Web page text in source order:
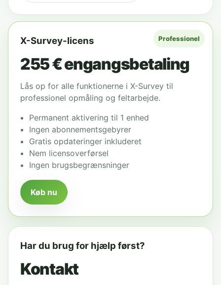
Professionel
X-Survey-licens
255 €engangsbetaling
Lås op for alle funktionerne i X-Survey til
professionel opmåling og feltarbejde.
Permanent aktivering til 1 enhed
Ingen abonnementsgebyrer
Gratis opdateringer inkluderet
Nem licensoverførsel
Ingen brugsbegrænsninger
Køb nu
Har du brug for hjælp først?
Kontakt